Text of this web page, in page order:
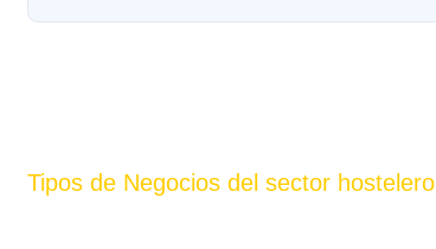
Tipos de Negocios del sector hostelero